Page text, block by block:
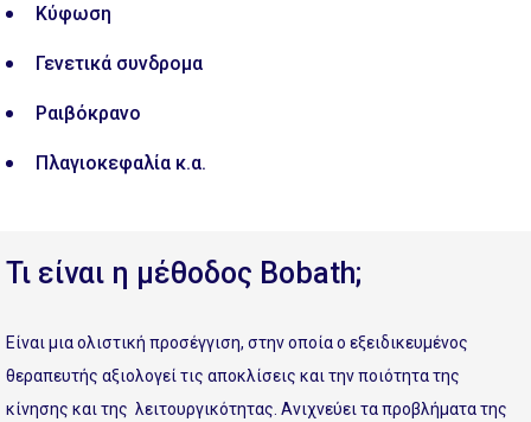
Κύφωση
Γενετικά συνδρομα
Ραιβόκρανο
Πλαγιοκεφαλία κ.α.
Τι είναι η μέθοδος Bobath;
Είναι μια ολιστική προσέγγιση, στην οποία ο εξειδικευμένος
θεραπευτής αξιολογεί τις αποκλίσεις και την ποιότητα της
κίνησης και της λειτουργικότητας. Ανιχνεύει τα προβλήματα της